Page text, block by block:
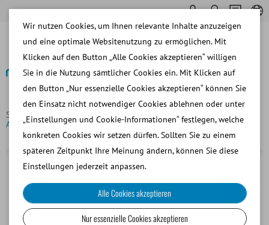
Startseite Samenverdünnung
Novistar® mit
Ampicillin, Apramycin, 47 g = 1 l
Zurück
Wir nutzen Cookies, um Ihnen relevante Inhalte anzuzeigen
und eine optimale Websitenutzung zu ermöglichen. Mit
Klicken auf den Button „Alle Cookies akzeptieren“ willigen
Sie in die Nutzung sämtlicher Cookies ein. Mit Klicken auf
den Button „Nur essenzielle Cookies akzeptieren“ können Sie
den Einsatz nicht notwendiger Cookies ablehnen oder unter
„Einstellungen und Cookie-Informationen“ festlegen, welche
konkreten Cookies wir setzen dürfen. Sollten Sie zu einem
späteren Zeitpunkt Ihre Meinung ändern, können Sie diese
Einstellungen jederzeit anpassen.
Alle Cookies akzeptieren
Nur essenzielle Cookies akzeptieren